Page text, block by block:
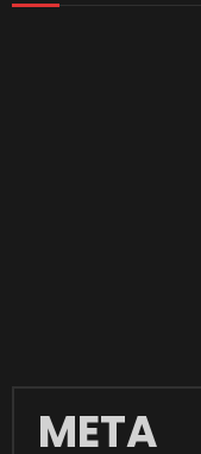
META